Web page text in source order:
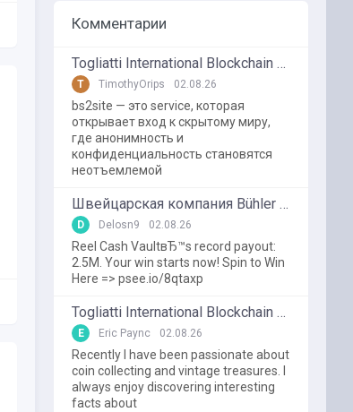
Комментарии
Togliatti International Blockchain Forum
T TimothyOrips 02.08.26
bs2site — это service, которая
открывает вход к скрытому миру,
где анонимность и
конфиденциальность становятся
неотъемлемой
Швейцарская компания Bühler использует блокчейн в пищевой промышленности
D Delosn9 02.08.26
Reel Cash VaultвЂ™s record payout:
2.5M. Your win starts now! Spin to Win
Here => psee.io/8qtaxp
Togliatti International Blockchain Forum
E Eric Paync 02.08.26
Recently I have been passionate about
coin collecting and vintage treasures. I
always enjoy discovering interesting
facts about